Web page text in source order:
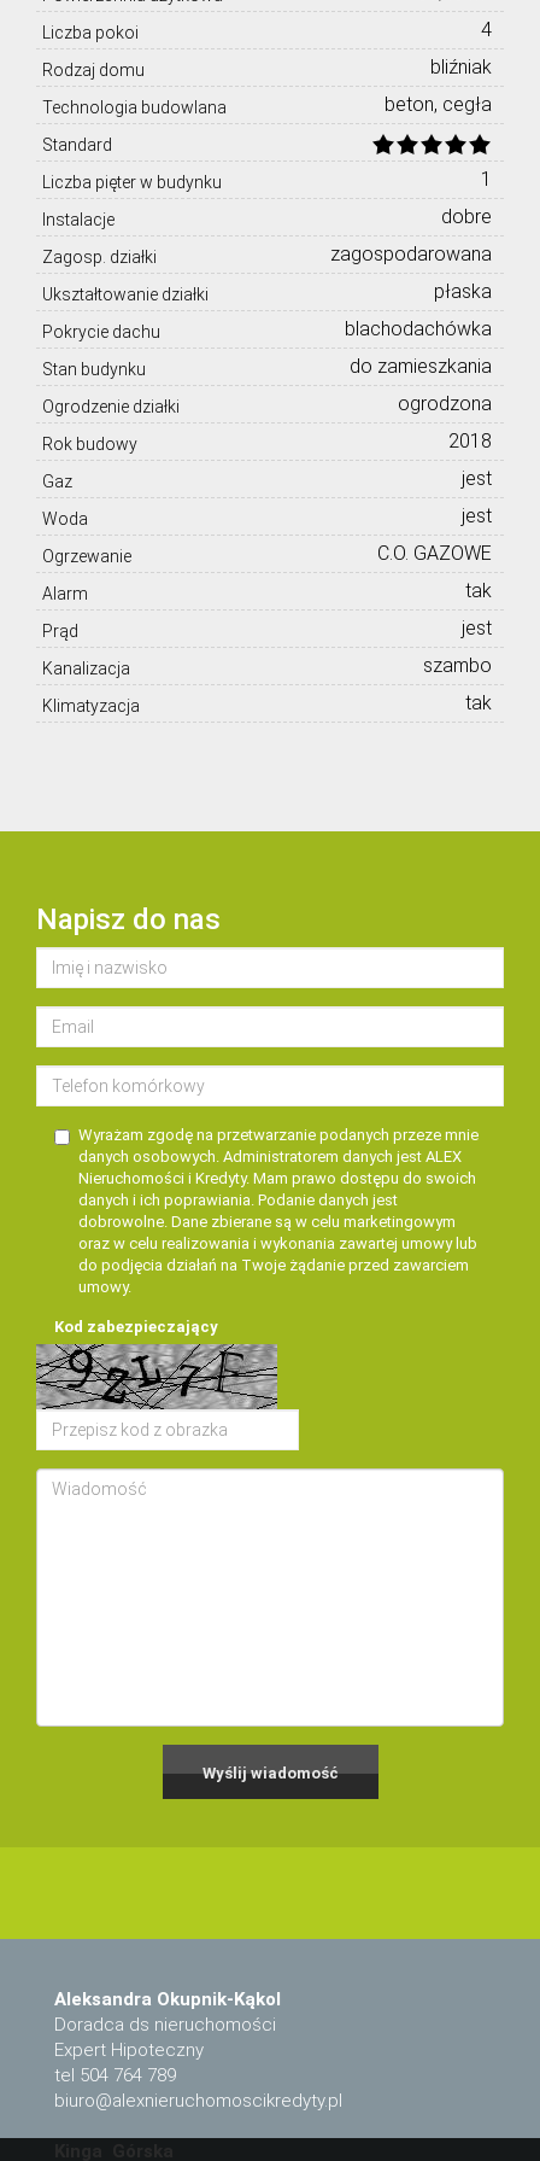
Liczba pokoi 4
Rodzaj domu bliźniak
Technologia budowlana beton, cegła
Standard
Liczba pięter w budynku
1
Instalacje dobre
Zagosp. działki zagospodarowana
Ukształtowanie działki płaska
Pokrycie dachu blachodachówka
Stan budynku do zamieszkania
Ogrodzenie działki ogrodzona
Rok budowy 2018
Gaz jest
Woda jest
Ogrzewanie C.O. GAZOWE
Alarm tak
Prąd jest
Kanalizacja szambo
Klimatyzacja tak
Napisz do nas
Wyrażam zgodę na przetwarzanie podanych przeze mnie
danych osobowych. Administratorem danych jest ALEX
Nieruchomości i Kredyty. Mam prawo dostępu do swoich
danych i ich poprawiania. Podanie danych jest
dobrowolne. Dane zbierane są w celu marketingowym
oraz w celu realizowania i wykonania zawartej umowy lub
do podjęcia działań na Twoje żądanie przed zawarciem
umowy.
Kod zabezpieczający
Aleksandra Okupnik-Kąkol
Doradca ds nieruchomości
Expert Hipoteczny
tel 504 764 789
biuro@alexnieruchomoscikredyty.pl